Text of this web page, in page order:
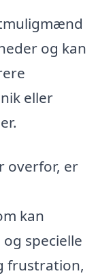
og kan
eller
overfor, er
kan
specielle
frustration,